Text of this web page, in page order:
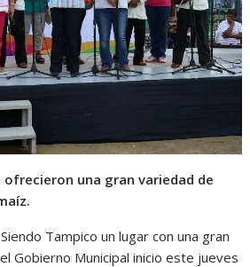
r
a
m
una gran variedad de
Tampico un lugar con una gran
Gobierno Municipal inicio este jueves